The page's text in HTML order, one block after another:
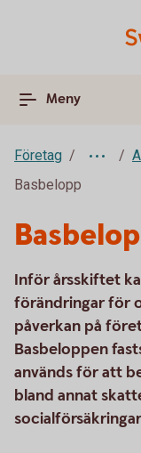
Meny
Företag
Basbelopp
Inför årsskiftet
förändringar för
påverkan på
Basbeloppen
används för att
bland annat